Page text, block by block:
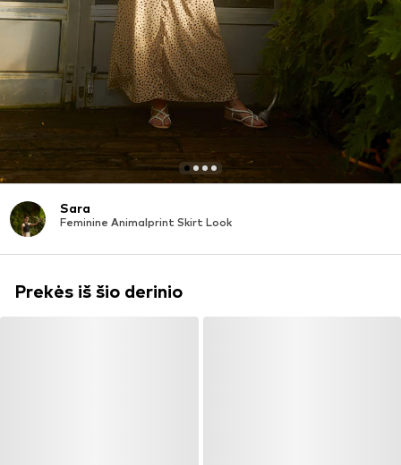
Sara
Feminine Animalprint Skirt Look
Prekės iš šio derinio